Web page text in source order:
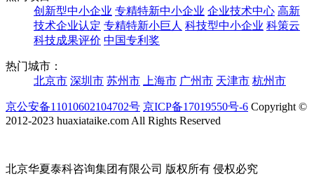
创新型中小企业 专精特新中小企业 企业技术中心 高新
技术企业认定 专精特新小巨人 科技型中小企业 科策云
科技成果评价 中国专利奖
热门城市：
北京市 深圳市 苏州市 上海市 广州市 天津市 杭州市
京公安备11010602104702号 京ICP备17019550号-6 Copyright ©
2012-2023 huaxiataike.com All Rights Reserved
北京华夏泰科咨询集团有限公司 版权所有 侵权必究